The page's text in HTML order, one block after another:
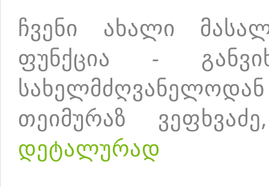
ჩვენი ახალი
ფუნქცია -
თეიმურაზ
დეტალურად